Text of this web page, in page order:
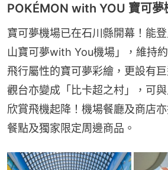
POKÉMON with YOU 寶可夢
寶可夢機場已在石川縣開幕！能
山寶可夢with You機場」，維持
飛行屬性的寶可夢彩繪，更設有
觀台亦變成「比卡超之村」，可
欣賞飛機起降！機場餐廳及商店
餐點及獨家限定周邊商品。